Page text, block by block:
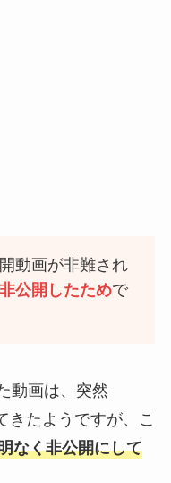
動画が非難され
公開したためで
動画は、突然
きたようですが、こ
なく非公開にして